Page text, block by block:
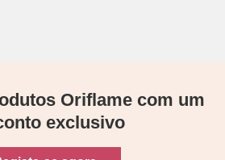
Oriflame com um
exclusivo